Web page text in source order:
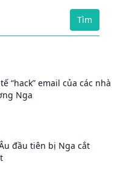
Tìm
“hack” email của các nhà
Nga
đầu tiên bị Nga cắt